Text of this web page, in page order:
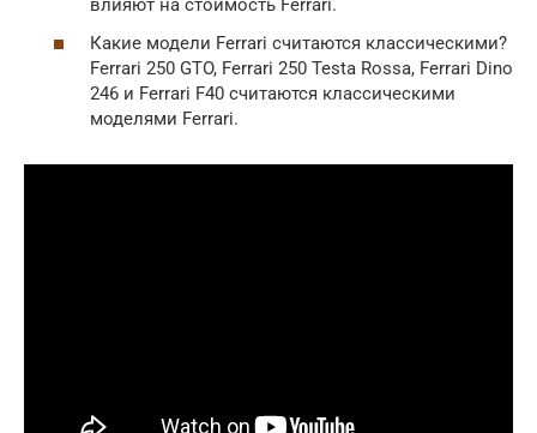
влияют на стоимость Ferrari.
Какие модели Ferrari считаются классическими?
Ferrari 250 GTO, Ferrari 250 Testa Rossa, Ferrari Dino
246 и Ferrari F40 считаются классическими
моделями Ferrari.